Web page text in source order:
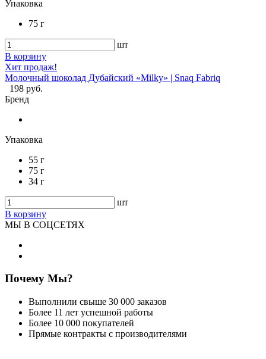
Упаковка
75 г
шт
В корзину
Хит продаж!
Молочный шоколад Дубайский «Milky» | Snaq Fabriq
198 руб.
Бренд
Упаковка
55 г
75 г
34 г
шт
В корзину
МЫ В СОЦСЕТЯХ
Почему Мы?
Выполнили свыше 30 000 заказов
Более 11 лет успешной работы
Более 10 000 покупателей
Прямые контракты с производителями